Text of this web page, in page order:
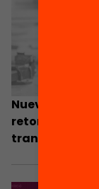
Nuevas
retorno a la
transiciones